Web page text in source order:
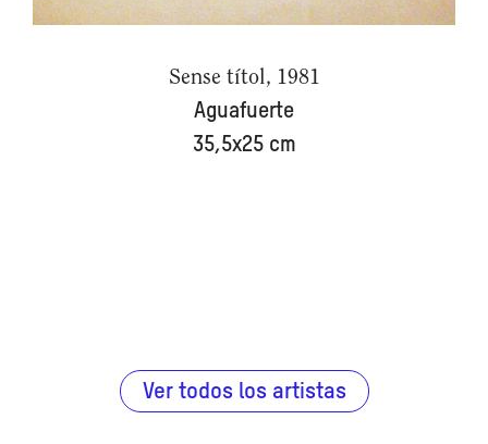
Sense títol, 1981
Aguafuerte
35,5x25 cm
Ver todos los artistas